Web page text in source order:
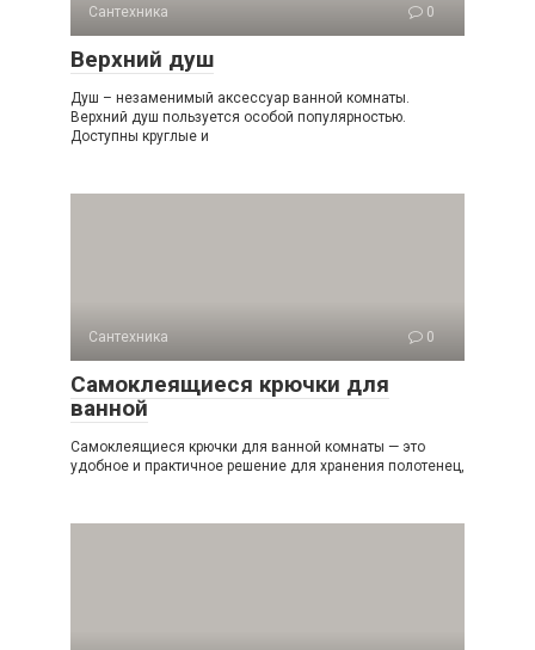
Сантехника 0
Верхний душ
Душ – незаменимый аксессуар ванной комнаты.
Верхний душ пользуется особой популярностью.
Доступны круглые и
Сантехника 0
Самоклеящиеся крючки для
ванной
Самоклеящиеся крючки для ванной комнаты — это
удобное и практичное решение для хранения полотенец,